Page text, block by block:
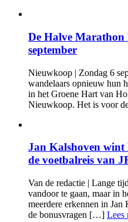
De Halve Marathon
september
Nieuwkoop | Zondag 6
wandelaars opnieuw hun
in het Groene Hart van
Nieuwkoop. Het is voor
Jan Kalshoven
de voetbalreis van
Van de redactie | Lange
vandoor te gaan, maar in
meerdere erkennen in
de bonusvragen […] Lees